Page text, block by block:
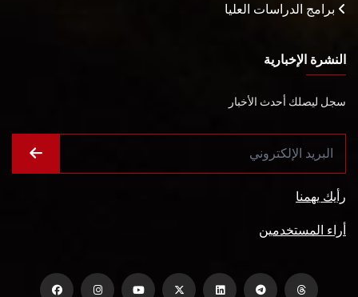
برامج الدراسات العليا
النشرة الإخبارية
سجل ليصلك أحدث الأخبار
رأيك يهمنا
أراء المستخدمين